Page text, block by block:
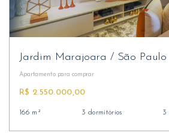
Jardim Marajoara / São Paulo
Apartamento para comprar
R$ 2.550.000,00
166 m² 3 dormitórios 3